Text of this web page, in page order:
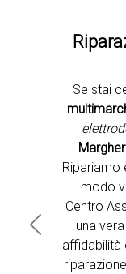
Se stai
Ripariamo
modo
Centro
una
affidabilità
Previous